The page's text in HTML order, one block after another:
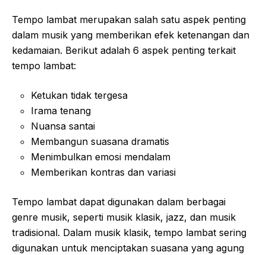
Tempo lambat merupakan salah satu aspek penting
dalam musik yang memberikan efek ketenangan dan
kedamaian. Berikut adalah 6 aspek penting terkait
tempo lambat:
Ketukan tidak tergesa
Irama tenang
Nuansa santai
Membangun suasana dramatis
Menimbulkan emosi mendalam
Memberikan kontras dan variasi
Tempo lambat dapat digunakan dalam berbagai
genre musik, seperti musik klasik, jazz, dan musik
tradisional. Dalam musik klasik, tempo lambat sering
digunakan untuk menciptakan suasana yang agung